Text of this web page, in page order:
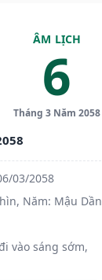
ÂM LỊCH
6
Tháng 3 Năm 2058
03/2058
Năm: Mậu Dần
vào sáng sớm,